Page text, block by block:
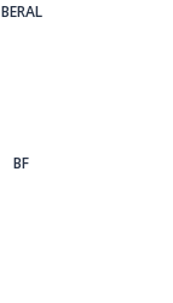
BERAL
BF